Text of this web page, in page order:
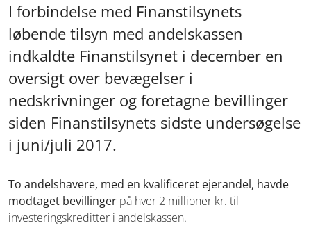
I forbindelse med Finanstilsynets
løbende tilsyn med andelskassen
indkaldte Finanstilsynet i december en
oversigt over bevægelser i
nedskrivninger og foretagne bevillinger
siden Finanstilsynets sidste undersøgelse
i juni/juli 2017.
To andelshavere, med en kvalificeret ejerandel, havde
modtaget bevillinger på hver 2 millioner kr. til
investeringskreditter i andelskassen.